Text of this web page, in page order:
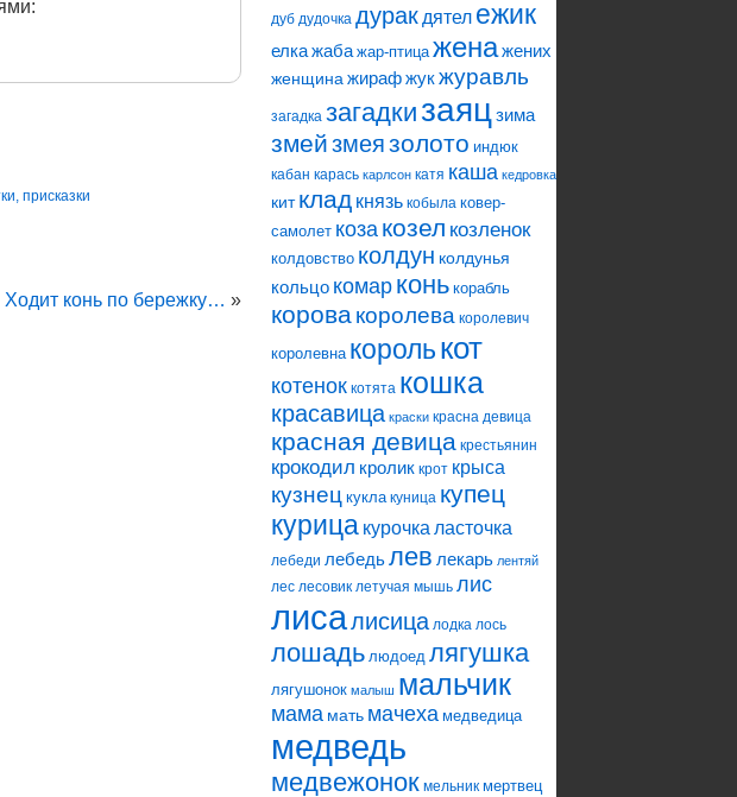
присказки
Ходит конь по бережку… »
дуб дудочка дурак дятел ежик
елкажаба жар-птица женажених
женщина жирафжукжуравль
загадка загадкизаяцзима
змейзмеязолото индюк
кабан карась карлсон катя каша кедровка
кит клад князь кобыла ковер-
самолет козакозел козленок
колдовство колдун колдунья
кольцо комар конь корабль
коровакоролева королевич
королевна королькот
котенок котята кошка
красавица краски красна девица
красная девица крестьянин
крокодил кролик крот крыса
кузнец кукла куница купец
курица курочка ласточка
лебеди лебедьлев лекарь лентяй
лес лесовик летучая мышь лис
лисалисица лодка лось
лошадь людоед лягушка
лягушонок малыш мальчик
мама мать мачеха медведица
медведь
медвежонок мельник мертвец